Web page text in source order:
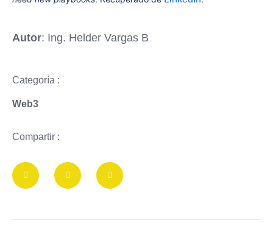
Autor: Ing. Helder Vargas B
Categoría :
Web3
Compartir :